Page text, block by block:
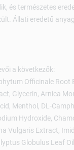
és természetes
Állati eredetű
a következők:
Officinale Root
Glycerin, Arnica
Menthol, DL-
Hydroxide,
Vulgaris Extract,
Globulus Leaf